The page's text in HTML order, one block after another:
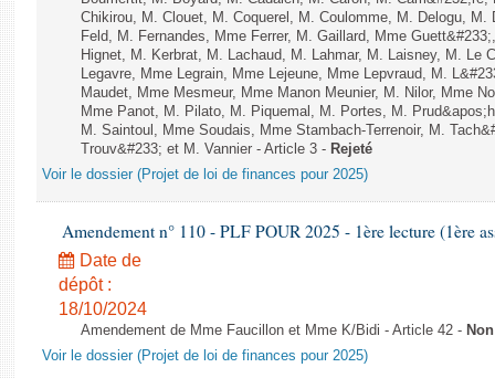
Chikirou, M. Clouet, M. Coquerel, M. Coulomme, M. Delogu, M.
Feld, M. Fernandes, Mme Ferrer, M. Gaillard, Mme
Hignet, M. Kerbrat, M. Lachaud, M. Lahmar, M. Laisney, M. Le
Legavre, Mme Legrain, Mme Lejeune, Mme Lepvraud, M.
Maudet, Mme Mesmeur, Mme Manon Meunier, M. Nilor, Mme
Mme Panot, M. Pilato, M. Piquemal, M. Portes, M.
M. Saintoul, Mme Soudais, Mme Stambach-Terrenoir, M.
Trouv&#233; et M. Vannier - Article 3 - Rejeté
Voir le dossier (Projet de loi de finances pour 2025)
Amendement n° 110 - PLF POUR 2025 - 1ère lecture (1ère
Date de
dépôt :
18/10/2024
Amendement de Mme Faucillon et Mme K/Bidi - Article 42 -
Voir le dossier (Projet de loi de finances pour 2025)